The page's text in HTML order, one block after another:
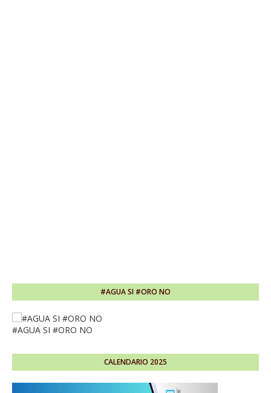
#AGUA SI #ORO NO
#AGUA SI #ORO NO
CALENDARIO 2025